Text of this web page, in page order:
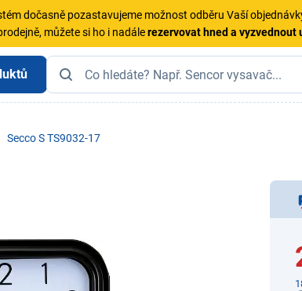
dočasně pozastavujeme možnost odběru Vaší
můžete si ho i nadálerezervovat hned a vyzvednout
Secco S TS9032-17